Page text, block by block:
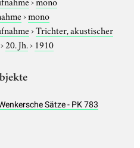
›mono
›Trichter, akustischer
20. Jh.› 1910
Sätze - PK 783